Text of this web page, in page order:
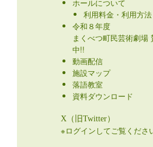
ホールについて
利用料金・利用方法
令和８年度
まくべつ町民芸術劇場
中!!
動画配信
施設マップ
落語教室
資料ダウンロード
X（旧Twitter）
※ログインしてご覧くださ